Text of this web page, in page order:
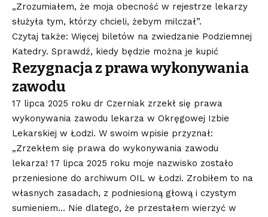
„Zrozumiałem, że moja obecność w rejestrze lekarzy
służyła tym, którzy chcieli, żebym milczał”.
Czytaj także: Więcej biletów na zwiedzanie Podziemnej
Katedry. Sprawdź, kiedy będzie można je kupić
Rezygnacja z prawa wykonywania
zawodu
17 lipca 2025 roku dr Czerniak zrzekł się prawa
wykonywania zawodu lekarza w Okręgowej Izbie
Lekarskiej w Łodzi. W swoim wpisie przyznał:
„Zrzekłem się prawa do wykonywania zawodu
lekarza! 17 lipca 2025 roku moje nazwisko zostało
przeniesione do archiwum OIL w Łodzi. Zrobiłem to na
własnych zasadach, z podniesioną głową i czystym
sumieniem… Nie dlatego, że przestałem wierzyć w